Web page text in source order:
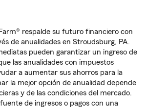
respalde su futuro financiero con
de anualidades en Stroudsburg, PA.
pueden garantizar un ingreso de
las anualidades con impuestos
a aumentar sus ahorros para la
la mejor opción de anualidad depende
y de las condiciones del mercado.
de ingresos o pagos con una